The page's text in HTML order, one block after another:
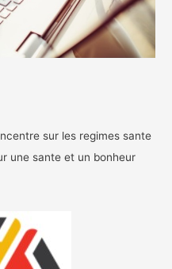
sur les regimes sante
une sante et un bonheur